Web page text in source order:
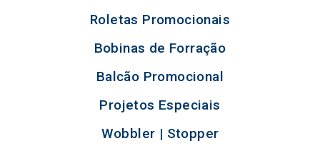
Roletas Promocionais
Bobinas de Forração
Balcão Promocional
Projetos Especiais
Wobbler | Stopper